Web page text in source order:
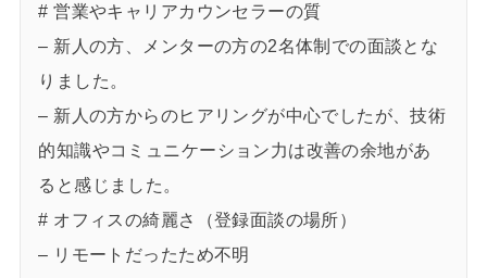
# 営業やキャリアカウンセラーの質
– 新人の方、メンターの方の2名体制での面談とな
りました。
– 新人の方からのヒアリングが中心でしたが、技術
的知識やコミュニケーション力は改善の余地があ
ると感じました。
# オフィスの綺麗さ（登録面談の場所）
– リモートだったため不明